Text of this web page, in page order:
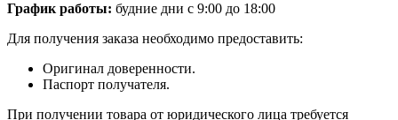
График работы: будние дни с 9:00 до 18:00
Для получения заказа необходимо предоставить:
Оригинал доверенности.
Паспорт получателя.
При получении товара от юридического лица требуется